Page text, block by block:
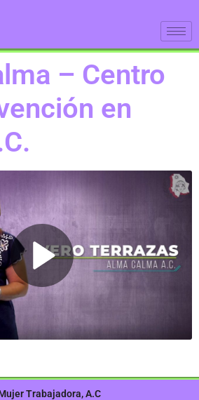
– Centro
en
Trabajadora, A.C